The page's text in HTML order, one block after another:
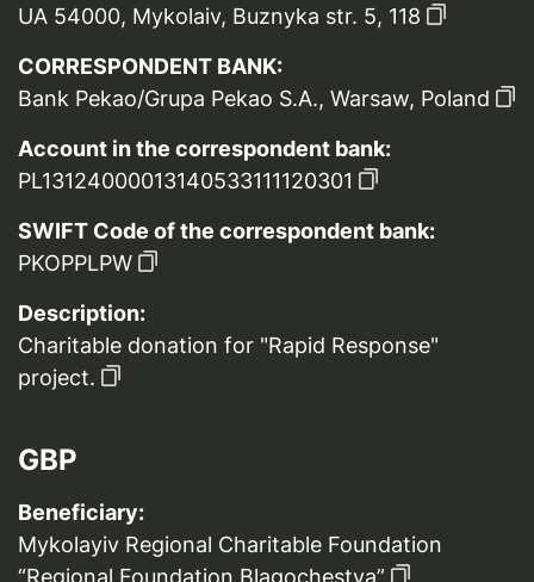
UA 54000, Mykolaiv, Buznyka str. 5, 118
CORRESPONDENT BANK:
Bank Pekao/Grupa Pekao S.A., Warsaw, Poland
Account in the correspondent bank:
PL13124000013140533111120301
SWIFT Code of the correspondent bank:
PKOPPLPW
Description:
Charitable donation for "Rapid Response"
project.
GBP
Beneficiary:
Mykolayiv Regional Charitable Foundation
“Regional Foundation Blagochestya”